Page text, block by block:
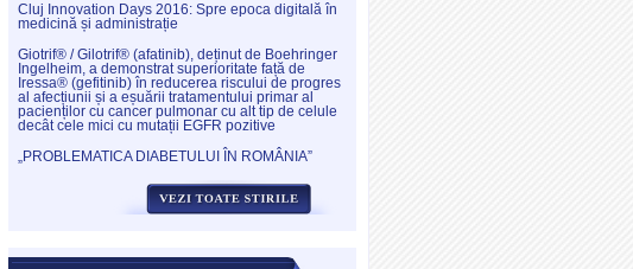
Cluj Innovation Days 2016: Spre epoca digitală în
medicină și administrație
Giotrif® / Gilotrif® (afatinib), deținut de Boehringer
Ingelheim, a demonstrat superioritate față de
Iressa® (gefitinib) în reducerea riscului de progres
al afecțiunii și a eșuării tratamentului primar al
pacienților cu cancer pulmonar cu alt tip de celule
decât cele mici cu mutații EGFR pozitive
„PROBLEMATICA DIABETULUI ÎN ROMÂNIA”